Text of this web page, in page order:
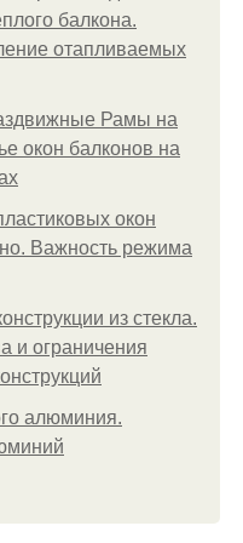
балкона.
отапливаемых
Рамы на
окон балконов на
окон
Важность режима
из стекла.
и ограничения
алюминия.